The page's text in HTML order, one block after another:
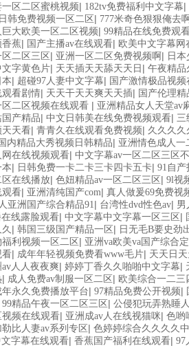
区二区蜜桃视频| 182tv免费福利中文字幕|
日韩免费视频一区二区 | 777米奇色狠狠俺去
巨大欧美一区二区视频| 99精品在线免费观
蕉| 国产主播av在线观看| 欧美中文字幕网
二区三区 | 亚洲一区二区免费视频啊 | 日
字黄色片| 天天插天天舔天天日 | 午夜精品
| 超碰97人妻中文字幕| 国产激情极品视频
看剧情| 天天干天天爽天天插| 国产伦理
二区视频在线观看 | 亚洲精品女人天堂av
产精品| 中文日韩美在线免费视频观看| 三
天天看| 青青久在线观看免费视频| 久久久
国内精品大秀视频日韩精品| 亚洲情色成人一
网在线视频观看| 中文字幕av一区二区三区
| 日韩免费一卡二卡三卡四卡五卡| 91自
在线播放| 色妞精品av一区二区三区 | 9l视
观看| 亚洲清纯国产com| 真人做爰69免费视
亚洲国产综合精品91| 台湾性dvd性色av| 男
在线露脸观看| 中文字幕中文字幕一区三区 |
| 韩国三级国产精品一区 | 日无毛B要史劲
福利视频一区二区 | 亚洲va欧美va国产综合
看| 成年年轻视频免费看www毛片| 天天日
av人人夜夜爽| 婷婷丁香久久啪啪中文字幕|
| 成人免费av制服一区二区 | 欧美综合一二
年永久免费播放平台| 97精品免费公开视频|
99精品午夜一区二区三区 | 公侵犯玩弄熟睡
频在线观看| 亚洲成av人在线视猫咪| 色哟
勒比人妻av系列专区 | 色婷婷综合久久久久
字幕在线观看| 香蕉国产福利在线观看| 97